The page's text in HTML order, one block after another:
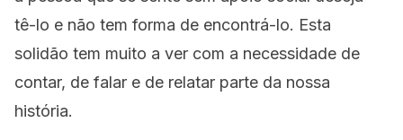
tê-lo e não tem forma de encontrá-lo. Esta
solidão tem muito a ver com a necessidade de
contar, de falar e de relatar parte da nossa
história.